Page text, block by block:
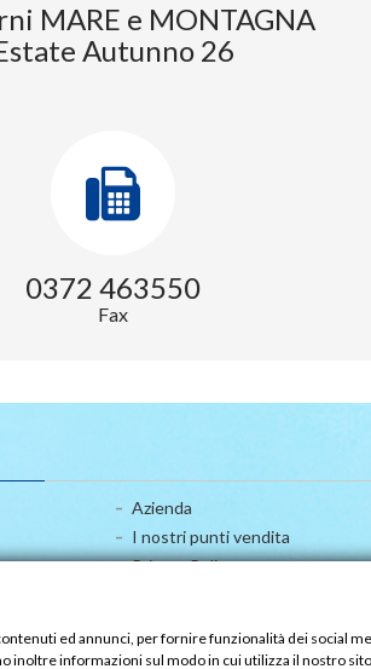
MARE e MONTAGNA
Autunno 26
0372 463550
Fax
Azienda
I nostri punti vendita
Privacy Policy
ed annunci, per fornire funzionalità dei social
inoltre informazioni sul modo in cui utilizza il nostro